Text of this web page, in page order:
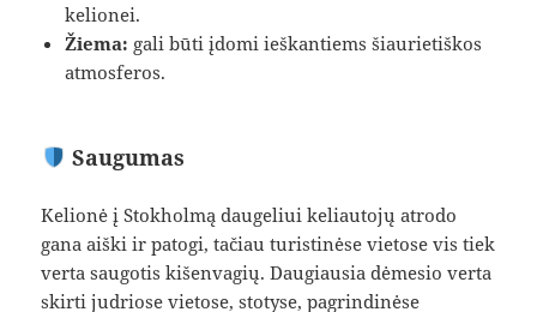
kelionei.
Žiema: gali būti įdomi ieškantiems šiaurietiškos
atmosferos.
Saugumas
Kelionė į Stokholmą daugeliui keliautojų atrodo
gana aiški ir patogi, tačiau turistinėse vietose vis tiek
verta saugotis kišenvagių. Daugiausia dėmesio verta
skirti judriose vietose, stotyse, pagrindinėse